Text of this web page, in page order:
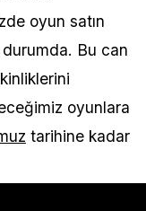
oyun satın
Bu can
oyunlara
tarihine kadar